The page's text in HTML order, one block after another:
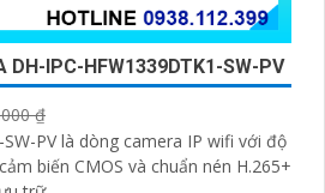
DH-IPC-HFW1339DTK1-SW-PV
₫
PV là dòng camera IP wifi với độ
biến CMOS và chuẩn nén H.265+